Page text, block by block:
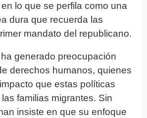
en lo que se perfila como una
dura que recuerda las
mandato del republicano.
generado preocupación
derechos humanos, quienes
que estas políticas
familias migrantes. Sin
insiste en que su enfoque